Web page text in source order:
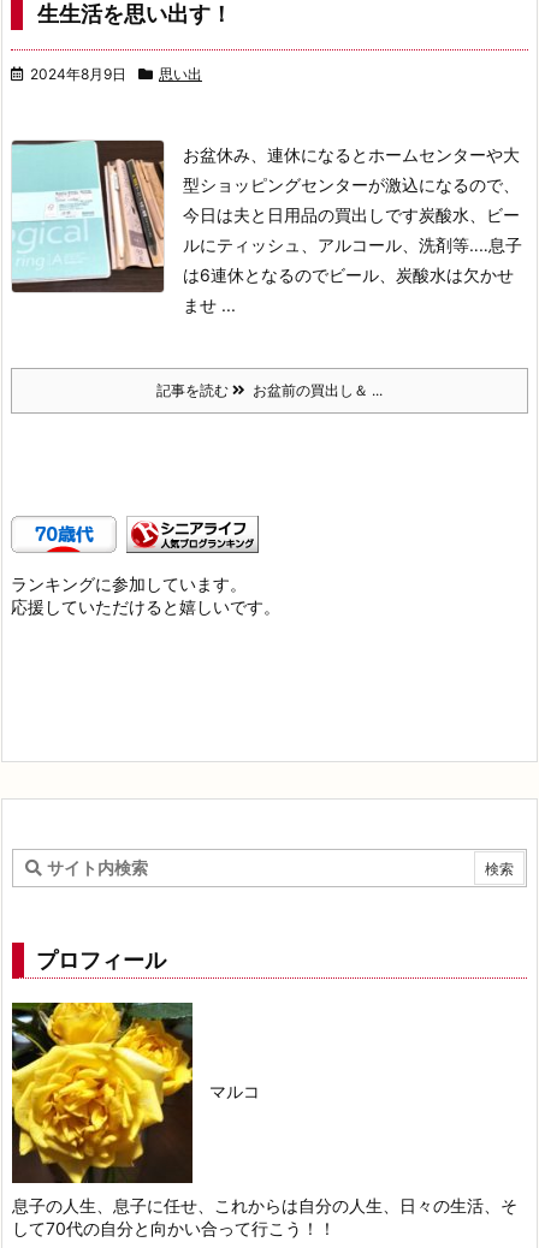
生生活を思い出す！
2024年8月9日 思い出
お盆休み、連休になるとホームセンターや大
型ショッピングセンターが激込になるので、
今日は夫と日用品の買出しです炭酸水、ビー
ルにティッシュ、アルコール、洗剤等‥‥息子
は6連休となるのでビール、炭酸水は欠かせ
ませ ...
記事を読む お盆前の買出し＆ ...
ランキングに参加しています。
応援していただけると嬉しいです。
プロフィール
マルコ
息子の人生、息子に任せ、これからは自分の人生、日々の生活、そ
して70代の自分と向かい合って行こう！！